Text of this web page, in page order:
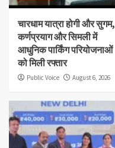
चारधाम यात्रा होगी और सुगम,
कर्णप्रयाग और सिमली में
आधुनिक पार्किंग परियोजनाओं
को मिली रफ्तार
Public Voice August 6, 2026